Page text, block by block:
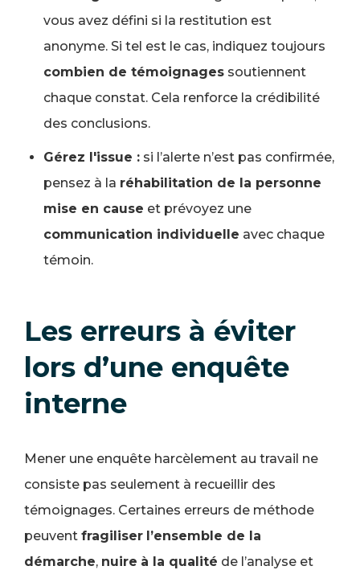
vous avez défini si la restitution est
anonyme. Si tel est le cas, indiquez toujours
combien de témoignages soutiennent
chaque constat. Cela renforce la crédibilité
des conclusions.
Gérez l'issue : si l’alerte n’est pas confirmée,
pensez à la réhabilitation de la personne
mise en cause et prévoyez une
communication individuelle avec chaque
témoin.
Les erreurs à éviter
lors d’une enquête
interne
Mener une enquête harcèlement au travail ne
consiste pas seulement à recueillir des
témoignages. Certaines erreurs de méthode
peuvent fragiliser l’ensemble de la
démarche, nuire à la qualité de l’analyse et